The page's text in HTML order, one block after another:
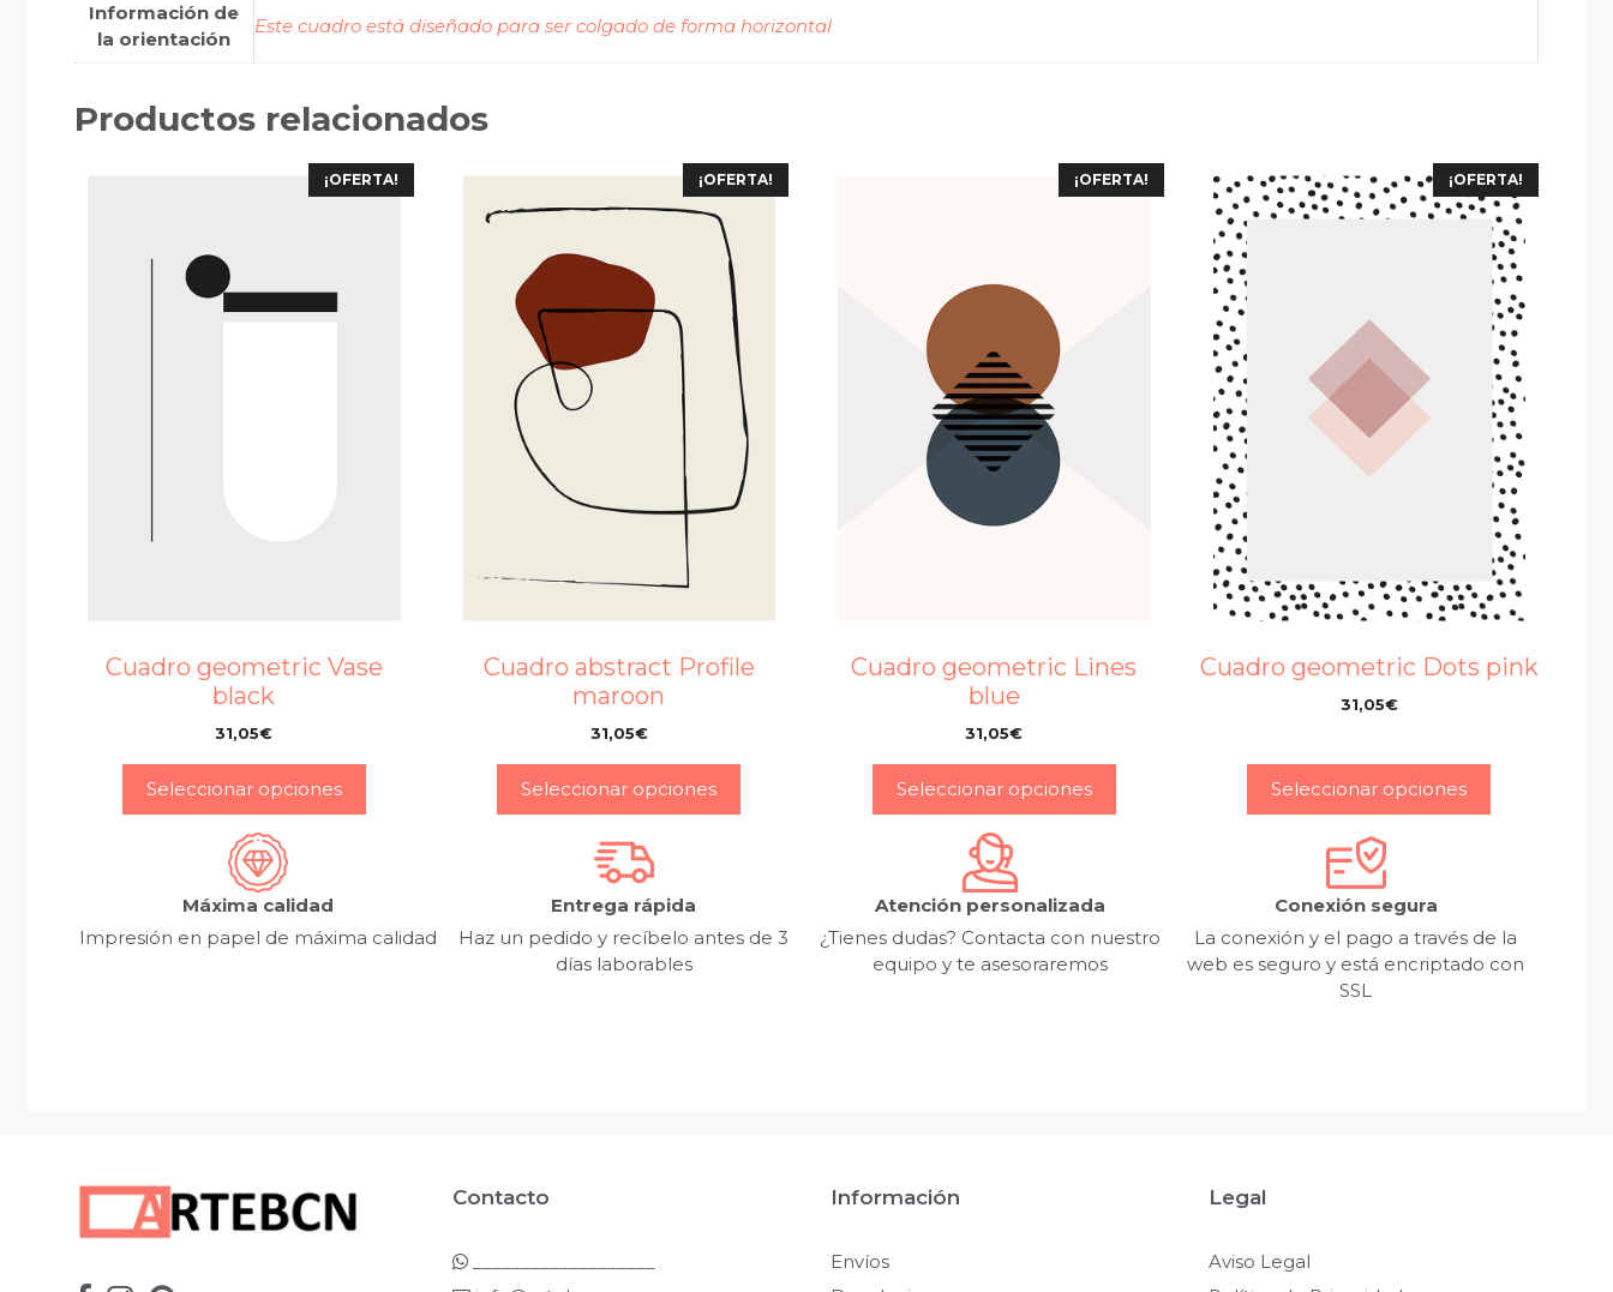
Información de
la orientación
Este cuadro está diseñado para ser colgado de forma horizontal
Productos relacionados
¡OFERTA!
Cuadro geometric Vase
black
31,05€
Seleccionar opciones
¡OFERTA!
Cuadro abstract Profile
maroon
31,05€
Seleccionar opciones
¡OFERTA!
Cuadro geometric Lines
blue
31,05€
Seleccionar opciones
¡OFERTA!
Cuadro geometric Dots pink
31,05€
Seleccionar opciones
Máxima calidad
Impresión en papel de máxima calidad
Entrega rápida
Haz un pedido y recíbelo antes de 3
días laborables
Atención personalizada
¿Tienes dudas? Contacta con nuestro
equipo y te asesoraremos
Conexión segura
La conexión y el pago a través de la
web es seguro y está encriptado con
SSL
Contacto Información
Envíos
Legal
Aviso Legal